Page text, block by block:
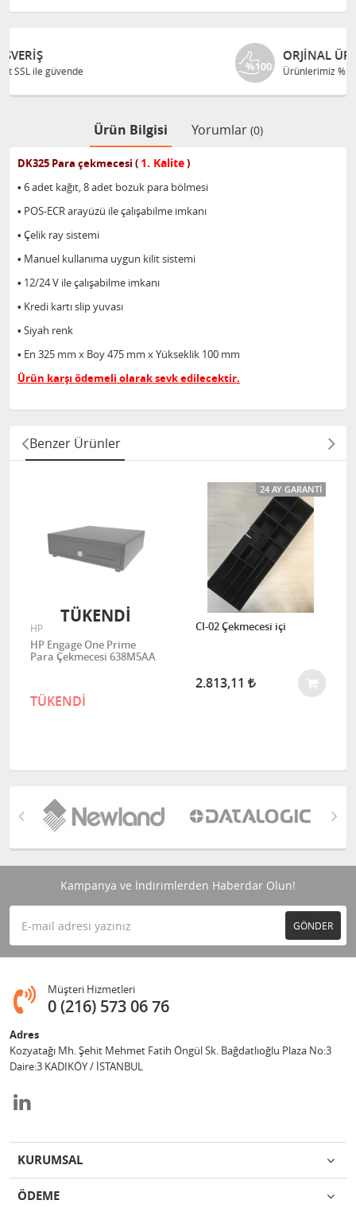
ORJINAL ÜRÜNLER
Ürünlerimiz %100 orjinaldir.
Ürün Bilgisi Yorumlar (0)
DK325 Para çekmecesi ( 1. Kalite)
• 6 adet kağıt, 8 adet bozuk para bölmesi
• POS-ECR arayüzü ile çalışabilme imkanı
• Çelik ray sistemi
• Manuel kullanıma uygun kilit sistemi
• 12/24 V ile çalışabilme imkanı
• Kredi kartı slip yuvası
• Siyah renk
• En 325 mm x Boy 475 mm x Yükseklik 100 mm
Ürün karşı ödemeli olarak sevk edilecektir.
Benzer Ürünler
HP
HP Engage One Prime
Para Çekmecesi 638M5AA
TÜKENDİ
TÜKENDI
24 AY GARANTI
CI-02 Çekmecesi içi
2.813,11
Kampanya ve İndirimlerden Haberdar Olun!
GÖNDER
Müşteri Hizmetleri
0 (216) 573 06 76
Adres
Kozyatağı Mh. Şehit Mehmet Fatih Öngül Sk. Bağdatlıoğlu Plaza No:3
Daire:3 KADIKÖY / İSTANBUL
KURUMSAL
ÖDEME